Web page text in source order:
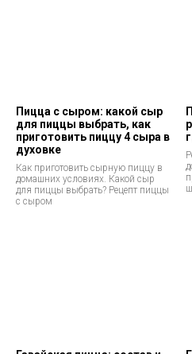
Пицца с сыром: какой сыр
для пиццы выбрать, как
приготовить пиццу 4 сыра в
духовке
Как приготовить сырную пиццу в
домашних условиях. Какой сыр
для пиццы выбрать? Рецепт пиццы
с сыром